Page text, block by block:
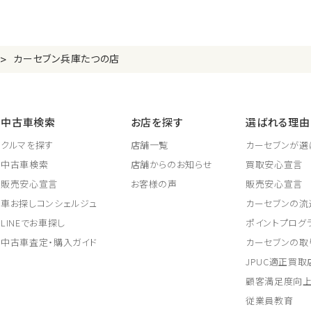
> カーセブン兵庫たつの店
中古車検索
クルマを探す
中古車検索
販売安心宣言
車お探しコンシェルジュ
LINEでお車探し
中古車査定・購入ガイド
お店を探す
店舗一覧
店舗からのお知らせ
お客様の声
選ばれる理由
カーセブンが
買取安心宣言
販売安心宣言
カーセブンの流
ポイントプログ
カーセブンの取
JPUC適正買取
顧客満足度向
従業員教育